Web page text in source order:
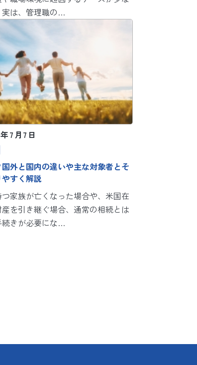
実は、管理職の…
7月7日
外と国内の違いや主な対象者とそ
すく解説
家族が亡くなった場合や、米国在
を引き継ぐ場合、通常の相続とは
きが必要にな…